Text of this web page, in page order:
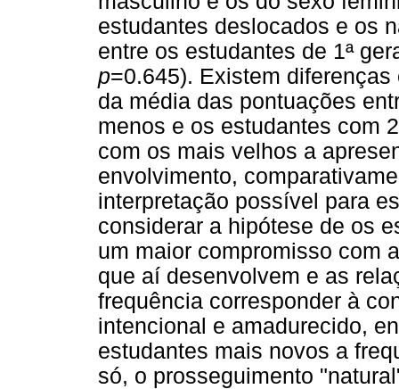
estudantes deslocados e os
entre os estudantes de 1ª
p=0.645). Existem
da média das pontuações
menos e os estudantes com
com os mais velhos a
envolvimento,
interpretação possível para
considerar a hipótese de os
um maior compromisso com
que aí desenvolvem e as
frequência corresponder à
intencional e amadurecido,
estudantes mais novos a
só, o prosseguimento